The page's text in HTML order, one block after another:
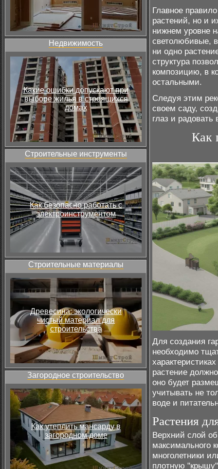
Недвижимость
Какие ошибки допускают при
выборе жилья в строящихся
домах
Строительные инструменты
Как безопасно работать с
электроинструментом
Строительные материалы
Древесина: экологически
чистый материал для
строительства
Загородное строительство
Как утеплить мансарду в
загородном доме
Главное
растений, но и
нижнем уровне
светолюбивые,
ни одно
структура
композицию, в
остальными.
Следуя этим
своем саду,
глаз и
Как
Для создания
необходимо
растение
оно будет
учитывать не
воде и
Растения
Верхний слой
максимального
многолетники
плотную